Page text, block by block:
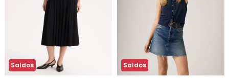
Saldos Saldos